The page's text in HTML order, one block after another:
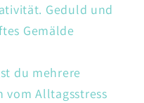
Geduld und
Gemälde
du mehrere
vom Alltagsstress